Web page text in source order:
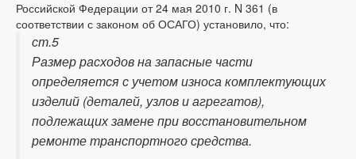
Российской Федерации от 24 мая 2010 г. N 361 (в
соответствии с законом об ОСАГО) установило, что:
ст.5
Размер расходов на запасные части
определяется с учетом износа комплектующих
изделий (деталей, узлов и агрегатов),
подлежащих замене при восстановительном
ремонте транспортного средства.